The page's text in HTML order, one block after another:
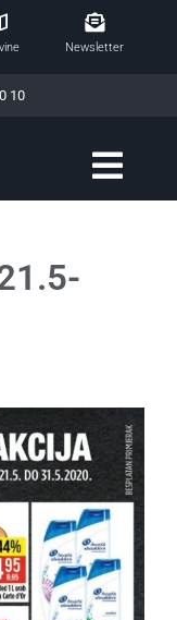
Newsletter
10